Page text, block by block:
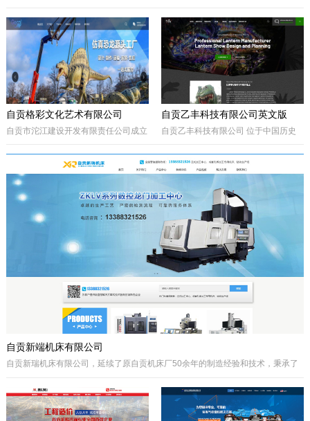
协会之一，历届会长由主管经济工作的副市长担任，是自贡市市场监督管理局领
导下的全市性质量组织，是我市传播国内外先进质量管理方法、助推质量事业发
展的中坚力量。是联系广大企业和质量工作者的纽带。
自贡乙丰科技有限公司英文版
自贡乙丰科技有限公司 位于中国历史
城”、“千年盐都”美誉的四川省自贡市。
公司自成立以来秉承质量第一、诚信为
本、开拓创兴的经营理念为宗旨，取得
了国内外客户的高度认可。公司拥有优
秀的策划设计团队、实战经验丰富的施
工队伍、科学的管理模式，秉承着创新
的理念、先进的技术、严格的施工管
理、热诚服务的态度为客户创造更大的
自贡格彩文化艺术有限公司
自贡市沱江建设开发有限责任公司成立
于自贡市高新区金泽华府旁，注册资本
10000万元，由自贡市城市建设投资开
发集团有限公司、自贡市鸿宇实业有限
公司、自贡市大安区汇安国有资本投资
运营集团有限公司、自贡市宇盛投资有
限公司等四个国有公司出资组建，市城
投集团控股。公司经营范围是沱江航电
镇、新农村和现代农业建设、移民安置
服务，基础设施及岸线生态建设，河道
疏浚、水环境治理和水资源经营利用，
港口码头装卸与仓储、港口物流...
自贡新端机床有限公司
自贡新瑞机床有限公司，延续了原自贡机床厂50余年的制造经验和技术，秉承了
公司生产：Z系列摇臂钻床、Z系列立式钻床、ZLKV系列数控龙门加工中心、ZLK
系列数控龙门钻床、VMC、立式加工中心、成套孔系加工专用机床、钻攻生产线